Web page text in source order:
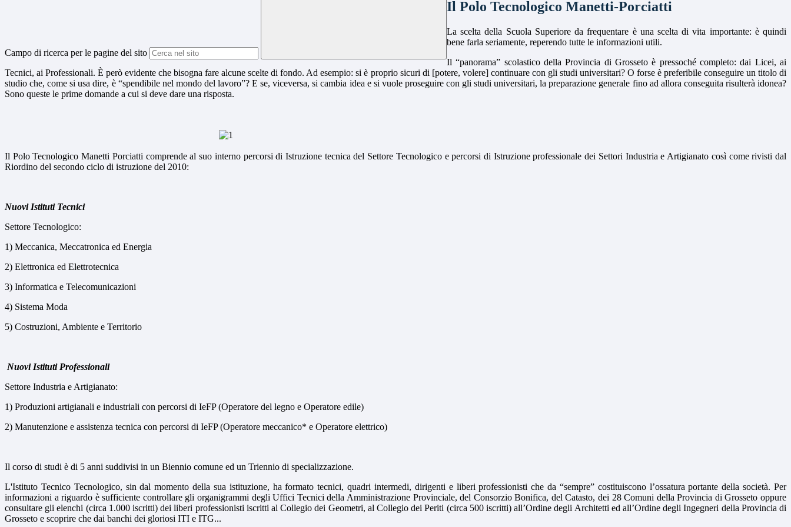
Campo di ricerca per le pagine del sito
Il Polo Tecnologico Manetti-Porciatti
La scelta della Scuola Superiore da frequentare è una scelta di vita importante: è quindi
bene farla seriamente, reperendo tutte le informazioni utili.
Il “panorama” scolastico della Provincia di Grosseto è pressoché completo: dai Licei, ai
Tecnici, ai Professionali. È però evidente che bisogna fare alcune scelte di fondo. Ad esempio: si è proprio sicuri di [potere, volere] continuare con gli studi universitari? O forse è preferibile conseguire un titolo di
studio che, come si usa dire, è “spendibile nel mondo del lavoro”? E se, viceversa, si cambia idea e si vuole proseguire con gli studi universitari, la preparazione generale fino ad allora conseguita risulterà idonea?
Sono queste le prime domande a cui si deve dare una risposta.
Il Polo Tecnologico Manetti Porciatti comprende al suo interno percorsi di Istruzione tecnica del Settore Tecnologico e percorsi di Istruzione professionale dei Settori Industria e Artigianato così come rivisti dal
Riordino del secondo ciclo di istruzione del 2010:
Nuovi Istituti Tecnici
Settore Tecnologico:
1) Meccanica, Meccatronica ed Energia
2) Elettronica ed Elettrotecnica
3) Informatica e Telecomunicazioni
4) Sistema Moda
5) Costruzioni, Ambiente e Territorio
Nuovi Istituti Professionali
Settore Industria e Artigianato:
1) Produzioni artigianali e industriali con percorsi di IeFP (Operatore del legno e Operatore edile)
2) Manutenzione e assistenza tecnica con percorsi di IeFP (Operatore meccanico* e Operatore elettrico)
Il corso di studi è di 5 anni suddivisi in un Biennio comune ed un Triennio di specializzazione.
L'Istituto Tecnico Tecnologico, sin dal momento della sua istituzione, ha formato tecnici, quadri intermedi, dirigenti e liberi professionisti che da “sempre” costituiscono l’ossatura portante della società. Per
informazioni a riguardo è sufficiente controllare gli organigrammi degli Uffici Tecnici della Amministrazione Provinciale, del Consorzio Bonifica, del Catasto, dei 28 Comuni della Provincia di Grosseto oppure
consultare gli elenchi (circa 1.000 iscritti) dei liberi professionisti iscritti al Collegio dei Geometri, al Collegio dei Periti (circa 500 iscritti) all’Ordine degli Architetti ed all’Ordine degli Ingegneri della Provincia di
Grosseto e scoprire che dai banchi dei gloriosi ITI e ITG...